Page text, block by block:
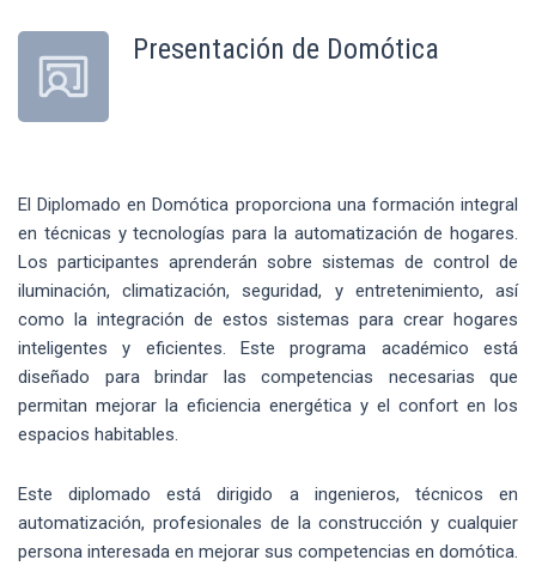
Presentación de Domótica
El Diplomado en Domótica proporciona una formación integral
en técnicas y tecnologías para la automatización de hogares.
Los participantes aprenderán sobre sistemas de control de
iluminación, climatización, seguridad, y entretenimiento, así
como la integración de estos sistemas para crear hogares
inteligentes y eficientes. Este programa académico está
diseñado para brindar las competencias necesarias que
permitan mejorar la eficiencia energética y el confort en los
espacios habitables.
Este diplomado está dirigido a ingenieros, técnicos en
automatización, profesionales de la construcción y cualquier
persona interesada en mejorar sus competencias en domótica.